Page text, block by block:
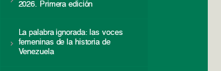
2026. Primera edición
La palabra ignorada: las voces
femeninas de la historia de
Venezuela